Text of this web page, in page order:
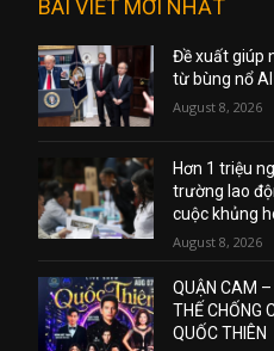
BÀI VIẾT MỚI NHẤT
Đề xuất giúp
từ bùng nổ
August 8, 2026
Hơn 1 triệu
trường lao
cuộc khủng
August 8, 2026
QUẬN CAM –
THẾ CHỐNG
QUỐC THIÊN